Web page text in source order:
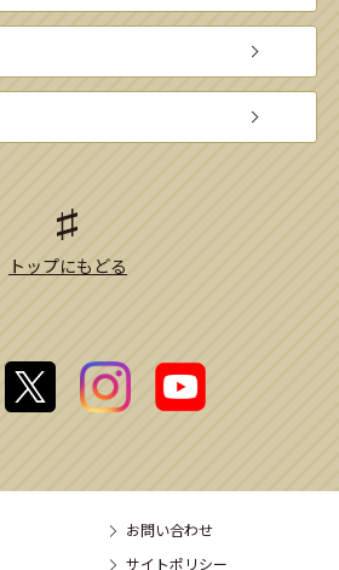
トップにもどる
お問い合わせ
サイトポリシー